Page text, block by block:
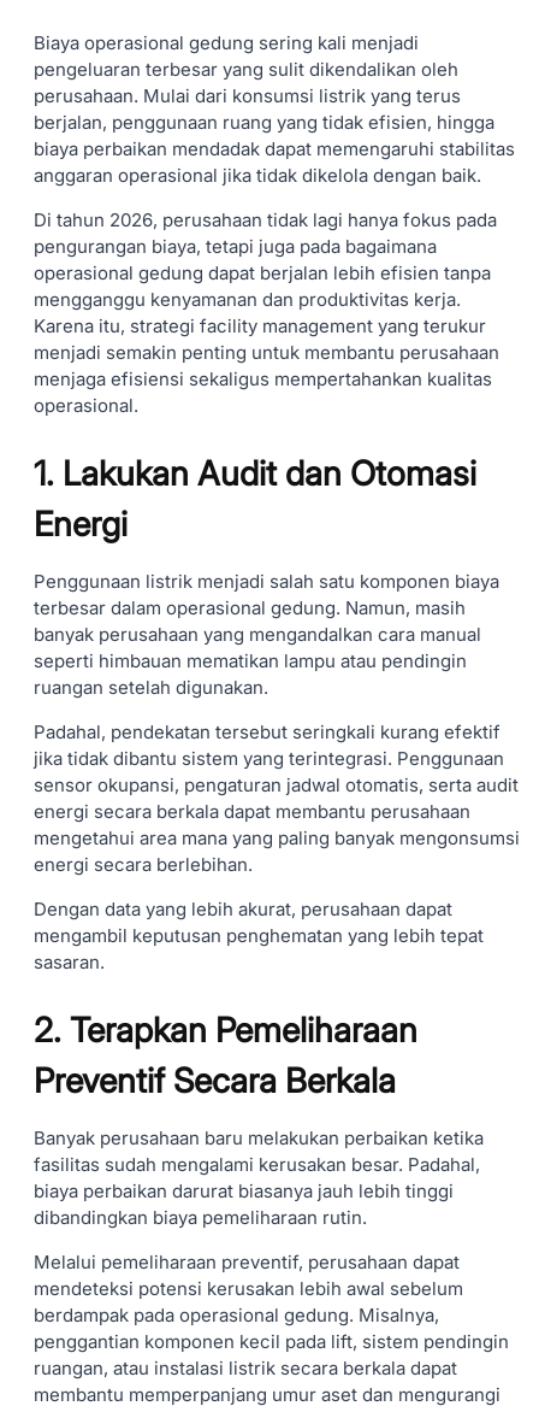
Biaya operasional gedung sering kali menjadi
pengeluaran terbesar yang sulit dikendalikan oleh
perusahaan. Mulai dari konsumsi listrik yang terus
berjalan, penggunaan ruang yang tidak efisien, hingga
biaya perbaikan mendadak dapat memengaruhi stabilitas
anggaran operasional jika tidak dikelola dengan baik.
Di tahun 2026, perusahaan tidak lagi hanya fokus pada
pengurangan biaya, tetapi juga pada bagaimana
operasional gedung dapat berjalan lebih efisien tanpa
mengganggu kenyamanan dan produktivitas kerja.
Karena itu, strategi facility management yang terukur
menjadi semakin penting untuk membantu perusahaan
menjaga efisiensi sekaligus mempertahankan kualitas
operasional.
1. Lakukan Audit dan Otomasi
Energi
Penggunaan listrik menjadi salah satu komponen biaya
terbesar dalam operasional gedung. Namun, masih
banyak perusahaan yang mengandalkan cara manual
seperti himbauan mematikan lampu atau pendingin
ruangan setelah digunakan.
Padahal, pendekatan tersebut seringkali kurang efektif
jika tidak dibantu sistem yang terintegrasi. Penggunaan
sensor okupansi, pengaturan jadwal otomatis, serta audit
energi secara berkala dapat membantu perusahaan
mengetahui area mana yang paling banyak mengonsumsi
energi secara berlebihan.
Dengan data yang lebih akurat, perusahaan dapat
mengambil keputusan penghematan yang lebih tepat
sasaran.
2. Terapkan Pemeliharaan
Preventif Secara Berkala
Banyak perusahaan baru melakukan perbaikan ketika
fasilitas sudah mengalami kerusakan besar. Padahal,
biaya perbaikan darurat biasanya jauh lebih tinggi
dibandingkan biaya pemeliharaan rutin.
Melalui pemeliharaan preventif, perusahaan dapat
mendeteksi potensi kerusakan lebih awal sebelum
berdampak pada operasional gedung. Misalnya,
penggantian komponen kecil pada lift, sistem pendingin
ruangan, atau instalasi listrik secara berkala dapat
membantu memperpanjang umur aset dan mengurangi